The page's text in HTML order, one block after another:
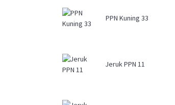
PPN Kuning 33
Jeruk PPN 11